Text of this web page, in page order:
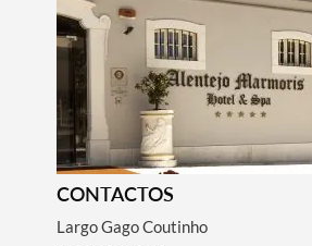
CONTACTOS
Largo Gago Coutinho